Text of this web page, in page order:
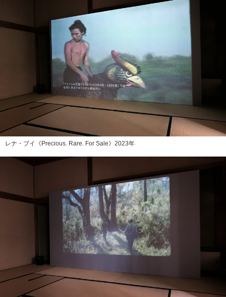
レナ・ブイ《Precious. Rare. For Sale》2023年